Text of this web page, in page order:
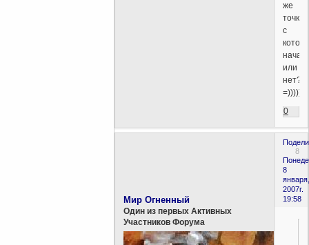
же
точке
с
или
нет?
=)))))))
0
8
8
января,
2007г.
19:58
Мир Огненный
Один из первых Активных
Участников Форума